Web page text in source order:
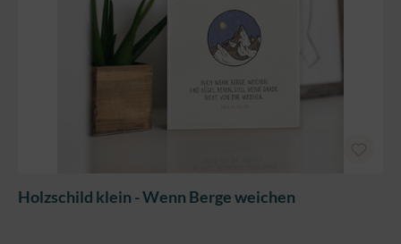
Holzschild klein - Wenn Berge weichen